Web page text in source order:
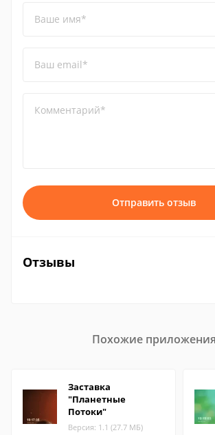
Ваше имя*
Ваш email*
Комментарий*
Отправить отзыв
Отзывы
Похожие приложения
Заставка
"Планетные
Потоки"
Версия: 1.1 (27.7 МБ)